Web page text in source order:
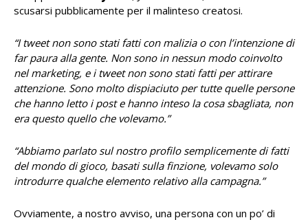
scusarsi pubblicamente per il malinteso creatosi.
“I tweet non sono stati fatti con malizia o con l’intenzione di
far paura alla gente. Non sono in nessun modo coinvolto
nel marketing, e i tweet non sono stati fatti per attirare
attenzione. Sono molto dispiaciuto per tutte quelle persone
che hanno letto i post e hanno inteso la cosa sbagliata, non
era questo quello che volevamo.”
“Abbiamo parlato sul nostro profilo semplicemente di fatti
del mondo di gioco, basati sulla finzione, volevamo solo
introdurre qualche elemento relativo alla campagna.”
Ovviamente, a nostro avviso, una persona con un po’ di